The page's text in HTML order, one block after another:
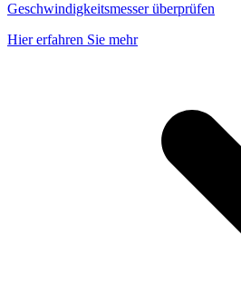
Geschwindigkeitsmesser überprüfen
Hier erfahren Sie mehr